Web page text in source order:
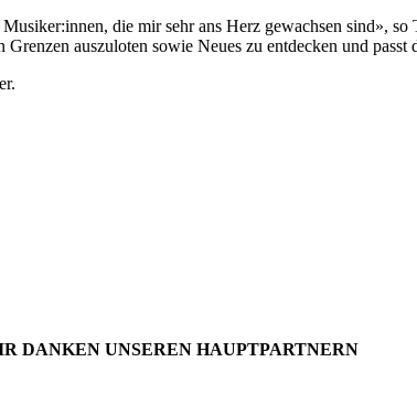
die mir sehr ans Herz gewachsen sind»,
auszuloten sowie Neues zu entdecken und passt
DANKEN UNSEREN HAUPTPARTNERN